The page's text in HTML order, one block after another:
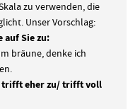
zu verwenden, die
Unser Vorschlag:
auf Sie zu:
bräune, denke ich
eher zu/ trifft voll